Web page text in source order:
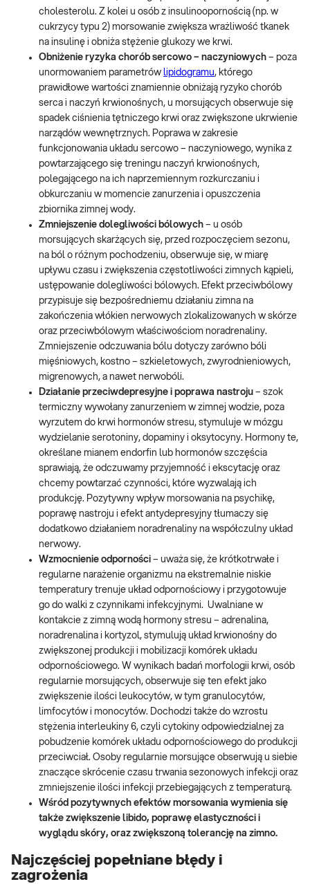
cholesterolu. Z kolei u osób z insulinoopornością (np. w
cukrzycy typu 2) morsowanie zwiększa wrażliwość tkanek
na insulinę i obniża stężenie glukozy we krwi.
Obniżenie ryzyka chorób sercowo – naczyniowych – poza
unormowaniem parametrów lipidogramu, którego
prawidłowe wartości znamiennie obniżają ryzyko chorób
serca i naczyń krwionośnych, u morsujących obserwuje się
spadek ciśnienia tętniczego krwi oraz zwiększone ukrwienie
narządów wewnętrznych. Poprawa w zakresie
funkcjonowania układu sercowo – naczyniowego, wynika z
powtarzającego się treningu naczyń krwionośnych,
polegającego na ich naprzemiennym rozkurczaniu i
obkurczaniu w momencie zanurzenia i opuszczenia
zbiornika zimnej wody.
Zmniejszenie dolegliwości bólowych – u osób
morsujących skarżących się, przed rozpoczęciem sezonu,
na ból o różnym pochodzeniu, obserwuje się, w miarę
upływu czasu i zwiększenia częstotliwości zimnych kąpieli,
ustępowanie dolegliwości bólowych. Efekt przeciwbólowy
przypisuje się bezpośredniemu działaniu zimna na
zakończenia włókien nerwowych zlokalizowanych w skórze
oraz przeciwbólowym właściwościom noradrenaliny.
Zmniejszenie odczuwania bólu dotyczy zarówno bóli
mięśniowych, kostno – szkieletowych, zwyrodnieniowych,
migrenowych, a nawet nerwobóli.
Działanie przeciwdepresyjne i poprawa nastroju – szok
termiczny wywołany zanurzeniem w zimnej wodzie, poza
wyrzutem do krwi hormonów stresu, stymuluje w mózgu
wydzielanie serotoniny, dopaminy i oksytocyny. Hormony te,
określane mianem endorfin lub hormonów szczęścia
sprawiają, że odczuwamy przyjemność i ekscytację oraz
chcemy powtarzać czynności, które wyzwalają ich
produkcję. Pozytywny wpływ morsowania na psychikę,
poprawę nastroju i efekt antydepresyjny tłumaczy się
dodatkowo działaniem noradrenaliny na współczulny układ
nerwowy.
Wzmocnienie odporności – uważa się, że krótkotrwałe i
regularne narażenie organizmu na ekstremalnie niskie
temperatury trenuje układ odpornościowy i przygotowuje
go do walki z czynnikami infekcyjnymi. Uwalniane w
kontakcie z zimną wodą hormony stresu – adrenalina,
noradrenalina i kortyzol, stymulują układ krwionośny do
zwiększonej produkcji i mobilizacji komórek układu
odpornościowego. W wynikach badań morfologii krwi, osób
regularnie morsujących, obserwuje się ten efekt jako
zwiększenie ilości leukocytów, w tym granulocytów,
limfocytów i monocytów. Dochodzi także do wzrostu
stężenia interleukiny 6, czyli cytokiny odpowiedzialnej za
pobudzenie komórek układu odpornościowego do produkcji
przeciwciał. Osoby regularnie morsujące obserwują u siebie
znaczące skrócenie czasu trwania sezonowych infekcji oraz
zmniejszenie ilości infekcji przebiegających z temperaturą.
Wśród pozytywnych efektów morsowania wymienia się
także zwiększenie libido, poprawę elastyczności i
wyglądu skóry, oraz zwiększoną tolerancję na zimno.
Najczęściej popełniane błędy i
zagrożenia